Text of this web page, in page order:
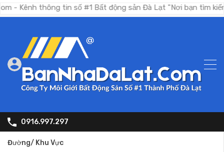
thông tin số #1 Bất động sản Đà Lạt "Nơi bạn tìm kiếm
0916.997.297
Đường/ Khu Vực